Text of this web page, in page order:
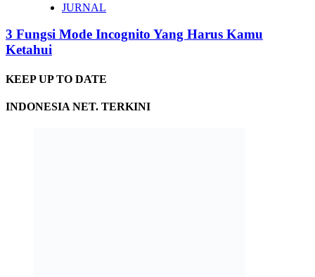
JURNAL
3 Fungsi Mode Incognito Yang Harus Kamu
Ketahui
KEEP UP TO DATE
INDONESIA NET. TERKINI